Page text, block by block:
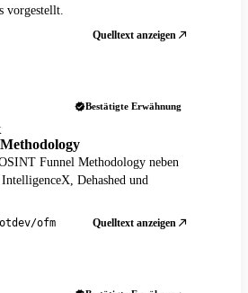
vorgestellt.
Quelltext anzeigen
Bestätigte Erwähnung
Funnel Methodology neben
Dehashed und
ofm Quelltext anzeigen